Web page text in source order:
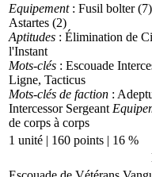
Equipement: Fusil bolter
Astartes (2)
Aptitudes : Élimination de
l'Instant
Mots-clés : Escouade
Ligne, Tacticus
Mots-clés de faction :
Intercessor Sergeant
de corps à corps
1 unité | 160 points | 16 %